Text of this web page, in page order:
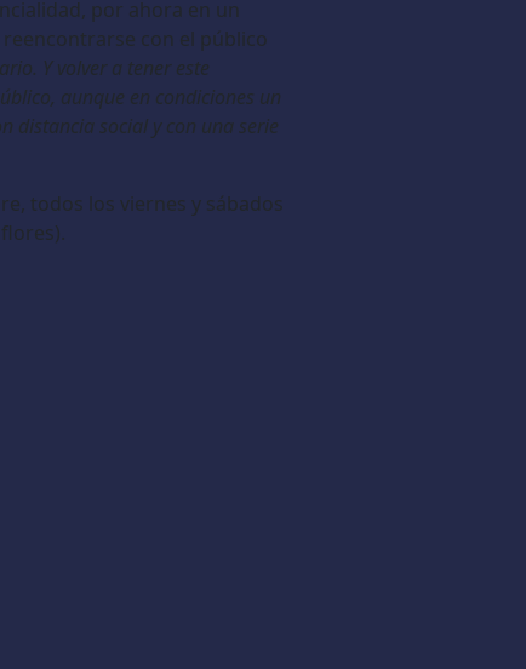
por ahora en un
con el público
Y volver a tener este
aunque en condiciones un
distancia social y con una serie
todos los viernes y sábados